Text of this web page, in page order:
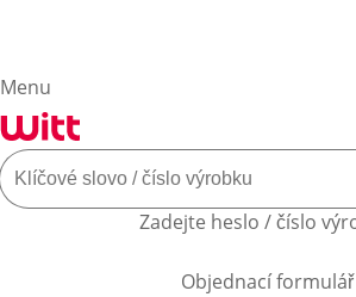
Menu
Zadejte heslo / číslo
Objednací formulář